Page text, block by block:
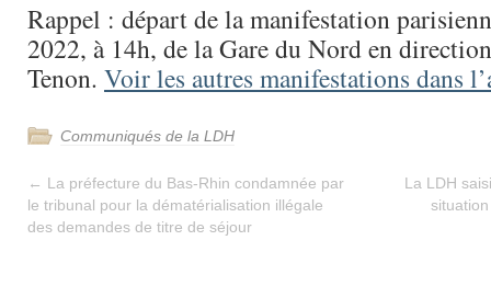
Rappel : départ de la manifestation
2022, à 14h, de la Gare du Nord en
Tenon. Voir les autres manifestations dans
Communiqués de la LDH
← La préfecture du Bas-Rhin condamnée par
le tribunal pour la dématérialisation illégale
des demandes de titre de séjour
La LDH